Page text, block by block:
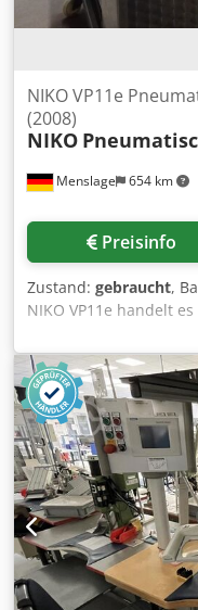
Menslage 654 km
NIKO VP11e
(2008)
NIKO
Preisinfo
Zustand: gebraucht,
NIKO VP11e handelt
pneumatische
Trauben, die 2008 von
Slowenien) gebaut
aus Edelstahl und
vollautomatisches,
Die Trauben werden
Zylindertüren oder
bläst sich gegen die
schrittweise
Zylinder dreht sich
gepressten Trester vor
aufzubrechen („zu